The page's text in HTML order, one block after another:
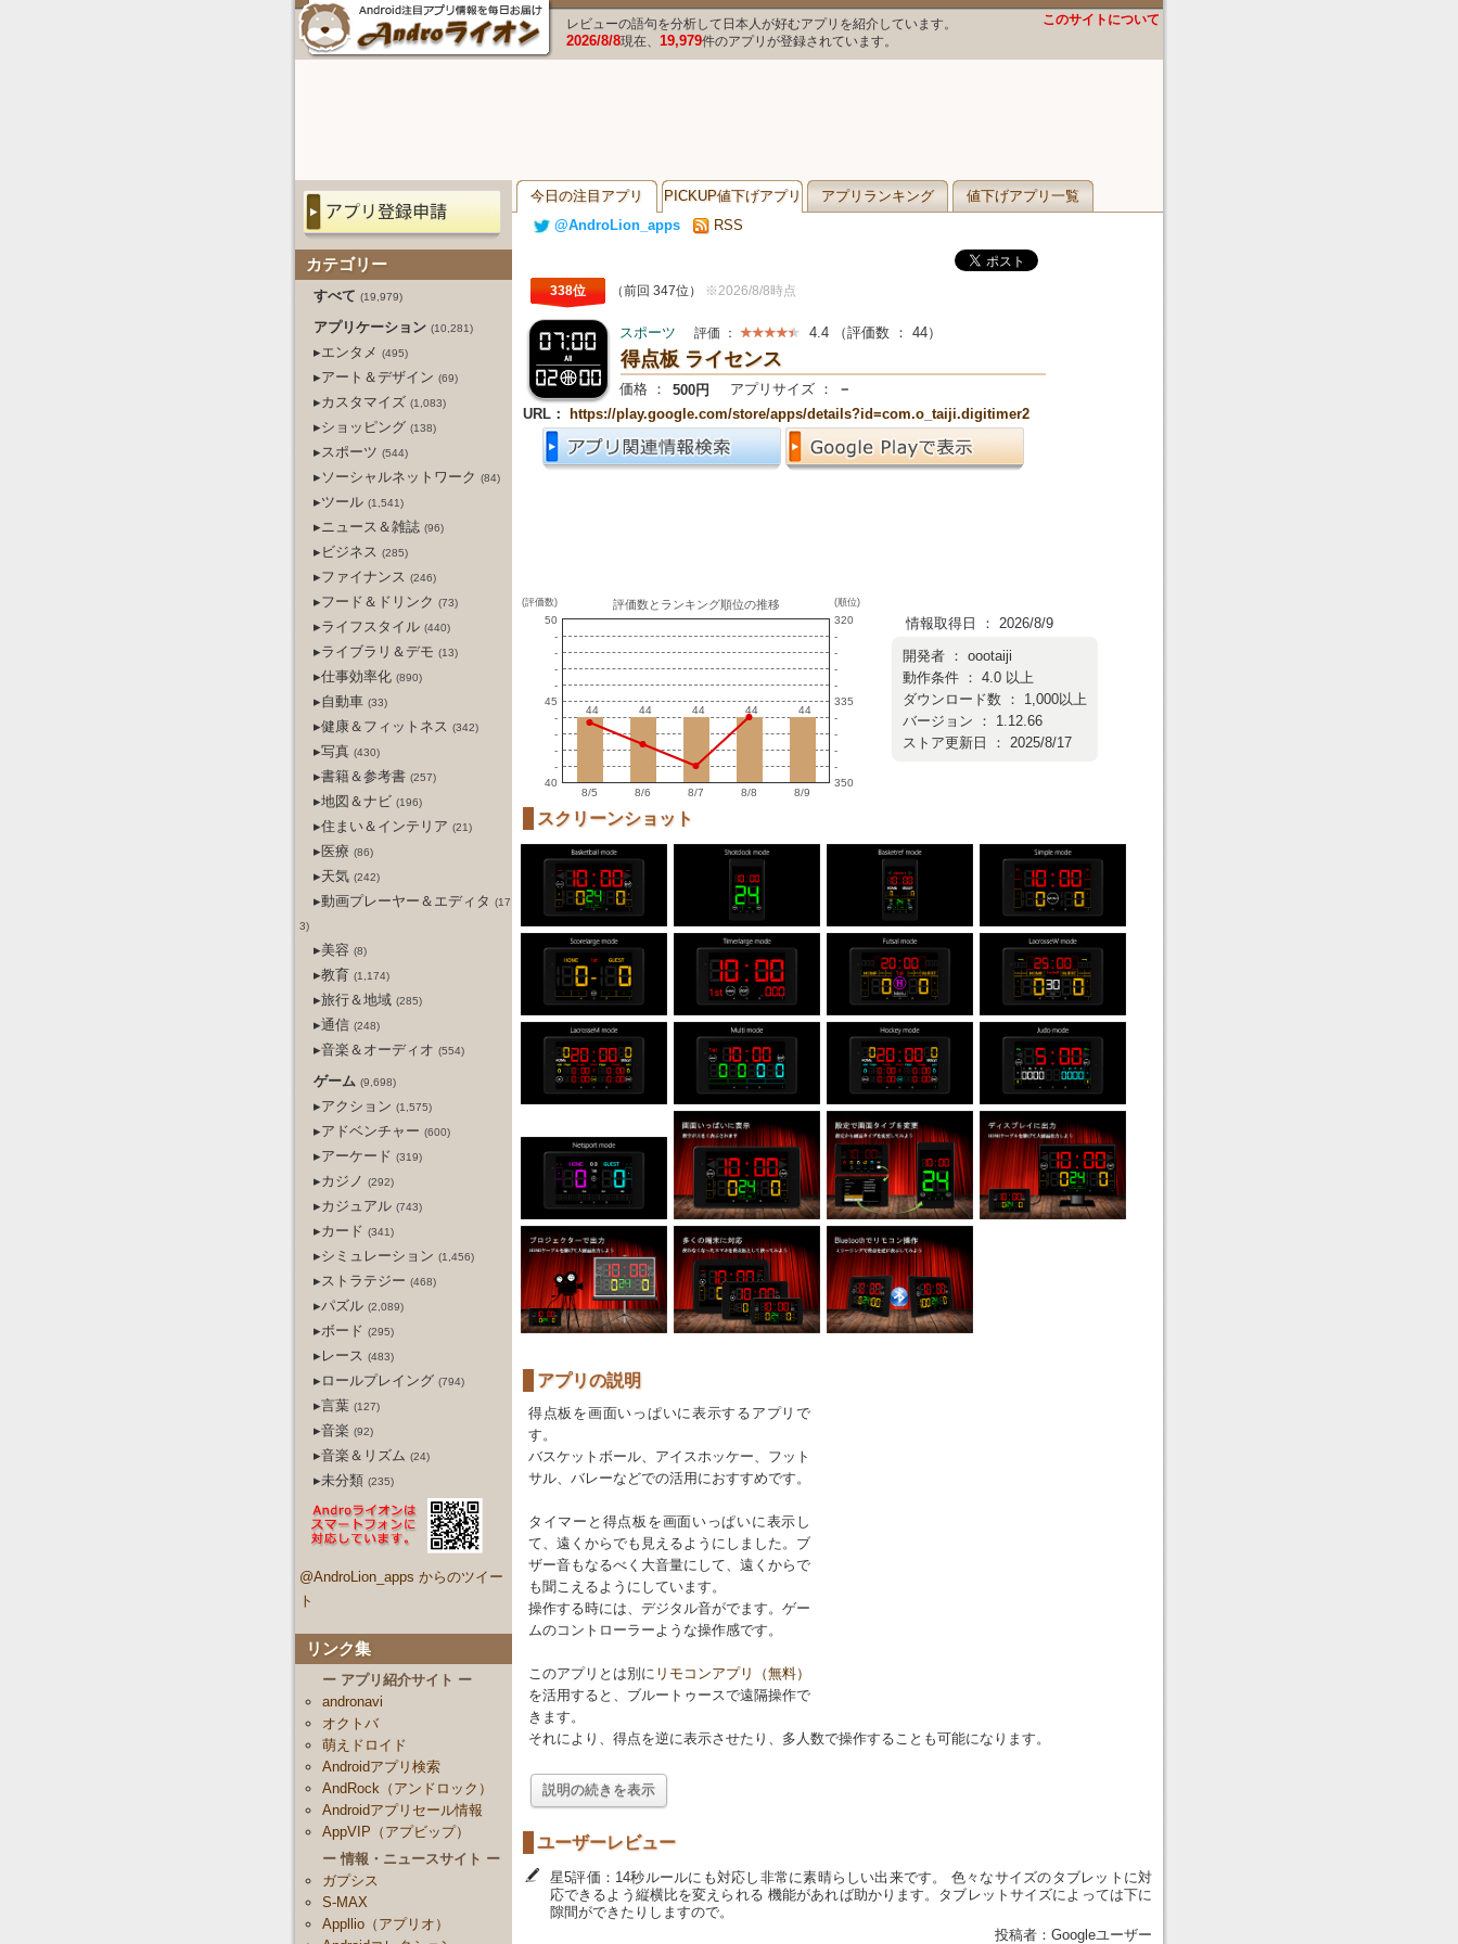
レビューの語句を分析して日本人が好むアプリを紹介しています。
2026/8/8現在、 19,979件のアプリが登録されています。
このサイトについて
今日の注目アプリ PICKUP値下げアプリ アプリランキング
値下げアプリ一覧
@AndroLion_apps
RSS
カテゴリー
すべて (19,979)
アプリケーション (10,281)
▸エンタメ (495)
▸アート＆デザイン (69)
▸カスタマイズ (1,083)
▸ショッピング (138)
▸スポーツ (544)
▸ソーシャルネットワーク (84)
▸ツール (1,541)
▸ニュース＆雑誌 (96)
▸ビジネス (285)
▸ファイナンス (246)
▸フード＆ドリンク (73)
▸ライフスタイル (440)
▸ライブラリ＆デモ (13)
▸仕事効率化 (890)
▸自動車 (33)
▸健康＆フィットネス (342)
▸写真 (430)
▸書籍＆参考書 (257)
▸地図＆ナビ (196)
▸住まい＆インテリア (21)
▸医療 (86)
▸天気 (242)
▸動画プレーヤー＆エディタ (17
3)
▸美容 (8)
▸教育 (1,174)
▸旅行＆地域 (285)
▸通信 (248)
▸音楽＆オーディオ (554)
ゲーム (9,698)
▸アクション (1,575)
▸アドベンチャー (600)
▸アーケード (319)
▸カジノ (292)
▸カジュアル (743)
▸カード (341)
▸シミュレーション (1,456)
▸ストラテジー (468)
▸パズル (2,089)
▸ボード (295)
▸レース (483)
▸ロールプレイング (794)
▸言葉 (127)
▸音楽 (92)
▸音楽＆リズム (24)
▸未分類 (235)
@AndroLion_apps からのツイー
ト
リンク集
ー アプリ紹介サイト ー
andronavi
オクトバ
萌えドロイド
Androidアプリ検索
AndRock（アンドロック）
Androidアプリセール情報
AppVIP（アプビップ）
ー 情報・ニュースサイト ー
ガプシス
S-MAX
Appllio（アプリオ）
338位 （前回 347位） ※2026/8/8時点
スポーツ 評価 ： 4.4 （評価数 ： 44）
得点板 ライセンス
価格 ： 500円 アプリサイズ ：
－
URL：
https://play.google.com/store/apps/details?id=com.o_taiji.digitimer2
(評価数)
50
-
-
-
-
45
-
-
-
-
40
評価数とランキング順位の推移
44
44 44
44 44
44 44
44 44
44
8/5 8/6 8/7 8/8 8/9
(順位)
320
-
-
-
-
335
-
-
-
-
350
情報取得日 ： 2026/8/9
開発者 ： oootaiji
動作条件 ： 4.0 以上
ダウンロード数 ： 1,000以上
バージョン ： 1.12.66
ストア更新日 ： 2025/8/17
スクリーンショット
アプリの説明
得点板を画面いっぱいに表示するアプリで
す。
バスケットボール、アイスホッケー、フット
サル、バレーなどでの活用におすすめです。
タイマーと得点板を画面いっぱいに表示し
て、遠くからでも見えるようにしました。ブ
ザー音もなるべく大音量にして、遠くからで
も聞こえるようにしています。
操作する時には、デジタル音がでます。ゲー
ムのコントローラーような操作感です。
このアプリとは別に リモコンアプリ（無料）
を活用すると、ブルートゥースで遠隔操作で
きます。
それにより、得点を逆に表示させたり、多人数で操作することも可能になります。
説明の続きを表示
ユーザーレビュー
星5評価：14秒ルールにも対応し非常に素晴らしい出来です。 色々なサイズのタブレットに対
応できるよう縦横比を変えられる 機能があれば助かります。タブレットサイズによっては下に
隙間ができたりしますので。
投稿者：Googleユーザー